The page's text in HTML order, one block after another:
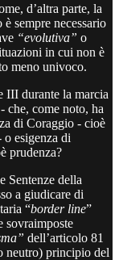
d’altra parte, la
sempre necessario
“evolutiva” o
in cui non è
meno univoco.
III durante la marcia
che, come noto, ha
di Coraggio - cioè
esigenza di
prudenza?
Sentenze della
a giudicare di
“border line”
sovraimposte
dell’articolo 81
neutro) principio del